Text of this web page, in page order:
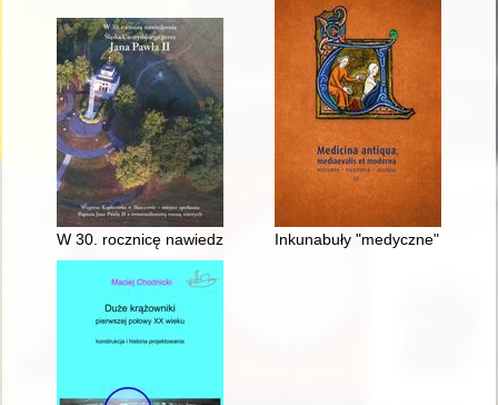
W 30. rocznicę nawiedzenia Śląska Cieszyńskiego przez
Inkunabuły "medyczne" w